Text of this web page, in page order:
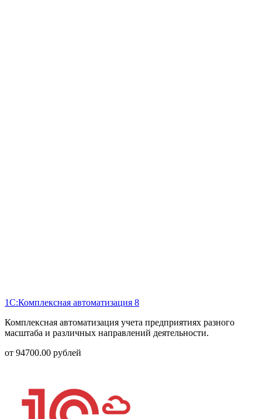
1С:Комплексная автоматизация 8
Комплексная автоматизация учета предприятиях разного
масштаба и различных направлений деятельности.
от 94700.00 рублей